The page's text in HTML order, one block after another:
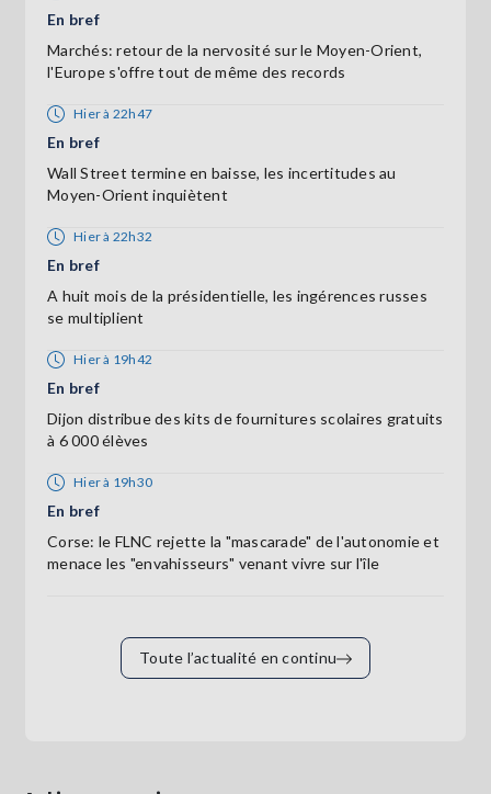
En bref
Marchés: retour de la nervosité sur le Moyen-Orient,
l'Europe s'offre tout de même des records
Hier à 22h47
En bref
Wall Street termine en baisse, les incertitudes au
Moyen-Orient inquiètent
Hier à 22h32
En bref
A huit mois de la présidentielle, les ingérences russes
se multiplient
Hier à 19h42
En bref
Dijon distribue des kits de fournitures scolaires gratuits
à 6 000 élèves
Hier à 19h30
En bref
Corse: le FLNC rejette la "mascarade" de l'autonomie et
menace les "envahisseurs" venant vivre sur l'île
Toute l’actualité en continu